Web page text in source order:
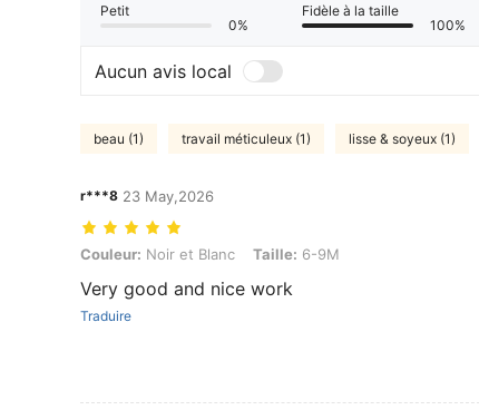
Petit
0%
Fidèle à la taille
100%
Aucun avis local
beau (1) travail méticuleux (1) lisse & soyeux (1)
r***8 23 May,2026
Couleur: Noir et Blanc, Taille: 6-9M
Couleur: Noir et Blanc Taille: 6-9M
Very good and nice work
Traduire